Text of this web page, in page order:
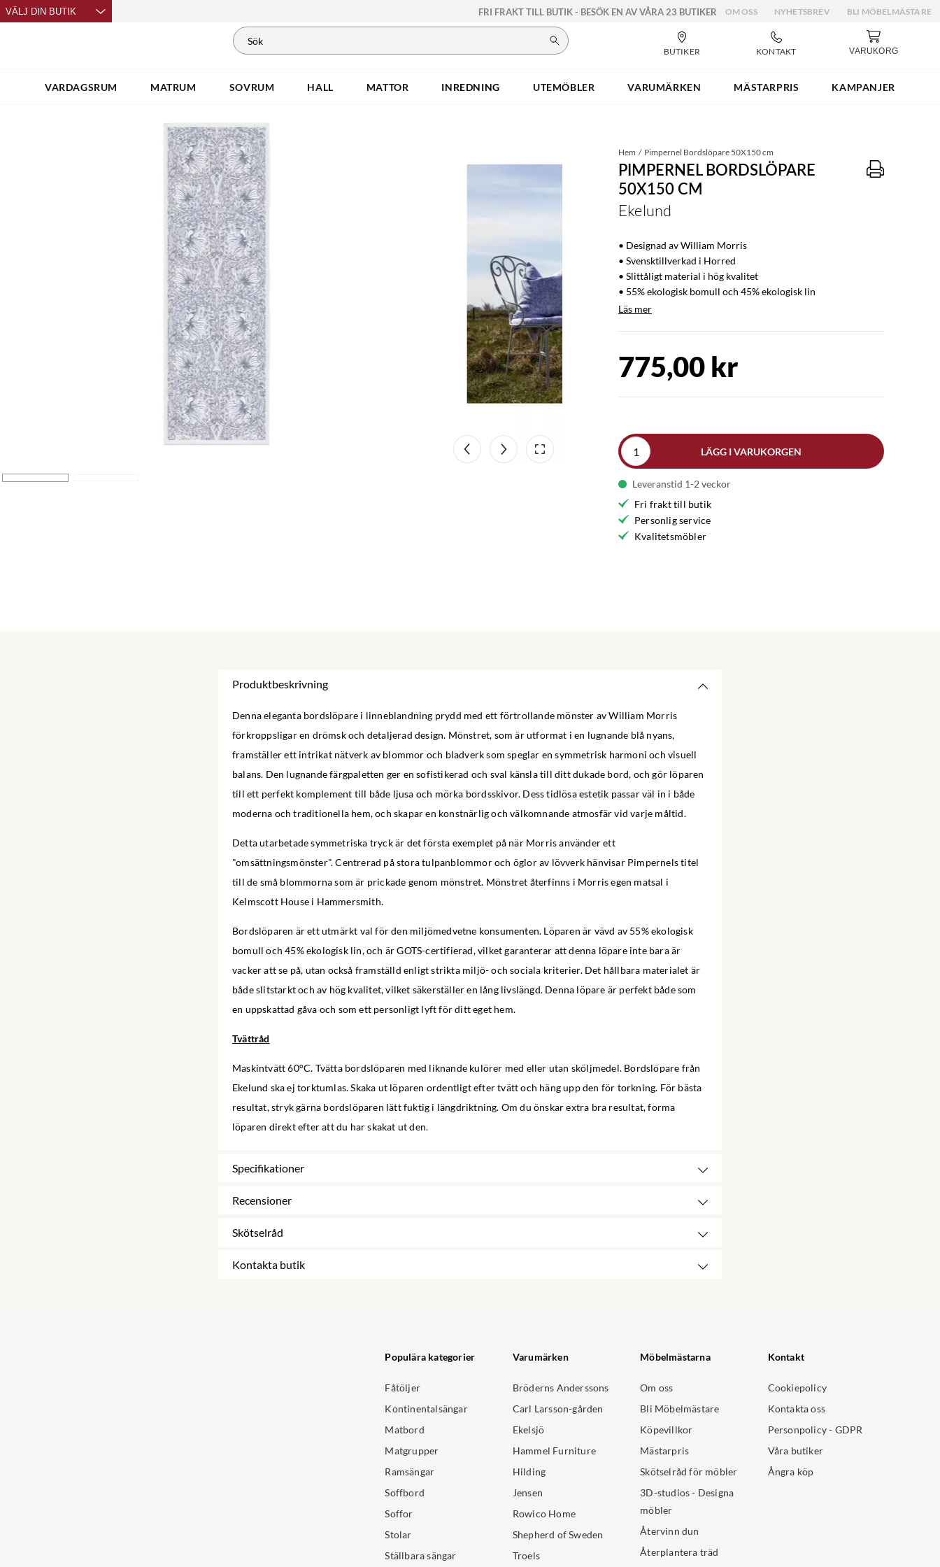
VÄLJ DIN BUTIK FRI FRAKT TILL BUTIK - BESÖK EN AV VÅRA 23 BUTIKER OM OSS NYHETSBREV BLI MÖBELMÄSTARE
BUTIKER KONTAKT VARUKORG
VARDAGSRUM MATRUM SOVRUM HALL MATTOR INREDNING UTEMÖBLER VARUMÄRKEN MÄSTARPRIS KAMPANJER
Hem Pimpernel Bordslöpare 50X150 cm
PIMPERNEL BORDSLÖPARE
50X150 CM
Ekelund
• Designad av William Morris
• Svensktillverkad i Horred
• Slittåligt material i hög kvalitet
• 55% ekologisk bomull och 45% ekologisk lin
Läs mer
775,00 kr
LÄGG I VARUKORGEN
Leveranstid 1-2 veckor
Fri frakt till butik
Personlig service
Kvalitetsmöbler
Produktbeskrivning
Denna eleganta bordslöpare i linneblandning prydd med ett förtrollande mönster av William Morris
förkroppsligar en drömsk och detaljerad design. Mönstret, som är utformat i en lugnande blå nyans,
framställer ett intrikat nätverk av blommor och bladverk som speglar en symmetrisk harmoni och visuell
balans. Den lugnande färgpaletten ger en sofistikerad och sval känsla till ditt dukade bord, och gör löparen
till ett perfekt komplement till både ljusa och mörka bordsskivor. Dess tidlösa estetik passar väl in i både
moderna och traditionella hem, och skapar en konstnärlig och välkomnande atmosfär vid varje måltid.
Detta utarbetade symmetriska tryck är det första exemplet på när Morris använder ett
"omsättningsmönster". Centrerad på stora tulpanblommor och öglor av lövverk hänvisar Pimpernels titel
till de små blommorna som är prickade genom mönstret. Mönstret återfinns i Morris egen matsal i
Kelmscott House i Hammersmith.
Bordslöparen är ett utmärkt val för den miljömedvetne konsumenten. Löparen är vävd av 55% ekologisk
bomull och 45% ekologisk lin, och är GOTS-certifierad, vilket garanterar att denna löpare inte bara är
vacker att se på, utan också framställd enligt strikta miljö- och sociala kriterier. Det hållbara materialet är
både slitstarkt och av hög kvalitet, vilket säkerställer en lång livslängd. Denna löpare är perfekt både som
en uppskattad gåva och som ett personligt lyft för ditt eget hem.
Tvättråd
Maskintvätt 60°C. Tvätta bordslöparen med liknande kulörer med eller utan sköljmedel. Bordslöpare från
Ekelund ska ej torktumlas. Skaka ut löparen ordentligt efter tvätt och häng upp den för torkning. För bästa
resultat, stryk gärna bordslöparen lätt fuktig i längdriktning. Om du önskar extra bra resultat, forma
löparen direkt efter att du har skakat ut den.
Specifikationer
Recensioner
Skötselråd
Kontakta butik
Populära kategorier
Fåtöljer
Kontinentalsängar
Matbord
Matgrupper
Ramsängar
Soffbord
Soffor
Stolar
Ställbara sängar
Varumärken
Bröderns Anderssons
Carl Larsson-gården
Ekelsjö
Hammel Furniture
Hilding
Jensen
Rowico Home
Shepherd of Sweden
Troels
Möbelmästarna
Om oss
Bli Möbelmästare
Köpevillkor
Mästarpris
Skötselråd för möbler
3D-studios - Designa
möbler
Återvinn dun
Återplantera träd
Kontakt
Cookiepolicy
Kontakta oss
Personpolicy - GDPR
Våra butiker
Ångra köp